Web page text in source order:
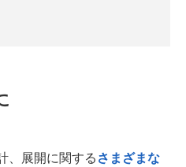
、展開に関するさまざまな